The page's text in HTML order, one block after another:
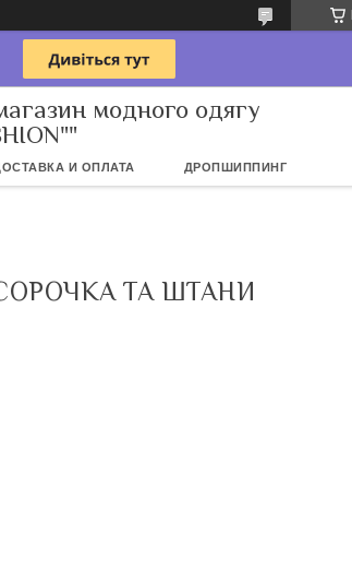
модного одягу
И ОПЛАТА ДРОПШИППИНГ
ТА ШТАНИ